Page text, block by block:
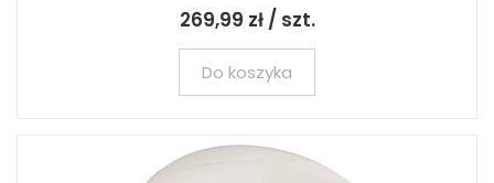
269,99 zł / szt.
Do koszyka